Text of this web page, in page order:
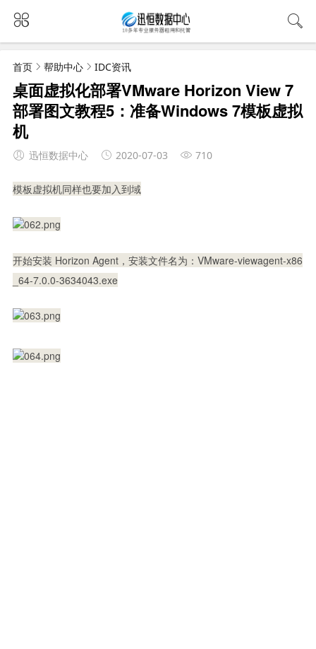
首页 帮助中心 IDC资讯
桌面虚拟化部署VMware Horizon View 7
部署图文教程5：准备Windows 7模板虚拟
机
迅恒数据中心 2020-07-03 710
模板虚拟机同样也要加入到域
开始安装 Horizon Agent，安装文件名为：VMware-viewagent-x86
_64-7.0.0-3634043.exe